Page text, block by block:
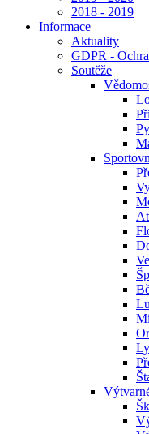
2018 - 2019
Informace
Aktuality
GDPR -
Soutěže